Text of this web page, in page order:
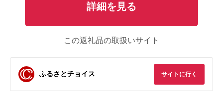
詳細を見る
この返礼品の取扱いサイト
ふるさとチョイス サイトに行く